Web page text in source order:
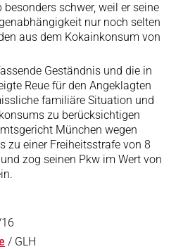
schwer, weil er seine
nur noch selten
aus dem Kokainkonsum von
Geständnis und die in
Reue für den Angeklagten
familiäre Situation und
zu berücksichtigen
München wegen
zu einer Freiheitsstrafe von 8
zog seinen Pkw im Wert von
/ GLH